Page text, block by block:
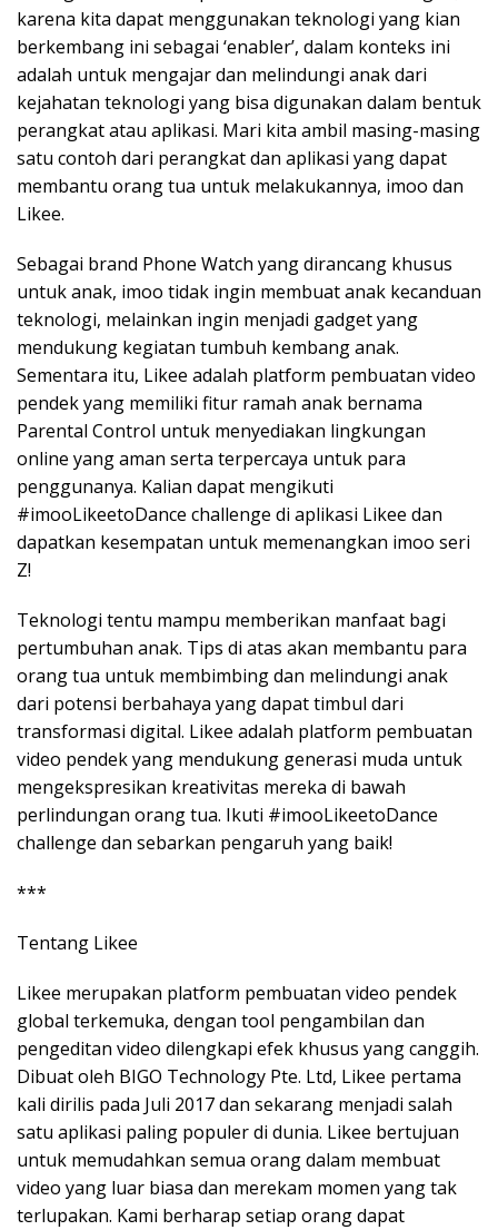
karena kita dapat menggunakan teknologi yang kian
berkembang ini sebagai ‘enabler’, dalam konteks ini
adalah untuk mengajar dan melindungi anak dari
kejahatan teknologi yang bisa digunakan dalam bentuk
perangkat atau aplikasi. Mari kita ambil masing-masing
satu contoh dari perangkat dan aplikasi yang dapat
membantu orang tua untuk melakukannya, imoo dan
Likee.
Sebagai brand Phone Watch yang dirancang khusus
untuk anak, imoo tidak ingin membuat anak kecanduan
teknologi, melainkan ingin menjadi gadget yang
mendukung kegiatan tumbuh kembang anak.
Sementara itu, Likee adalah platform pembuatan video
pendek yang memiliki fitur ramah anak bernama
Parental Control untuk menyediakan lingkungan
online yang aman serta terpercaya untuk para
penggunanya. Kalian dapat mengikuti
#imooLikeetoDance challenge di aplikasi Likee dan
dapatkan kesempatan untuk memenangkan imoo seri
Z!
Teknologi tentu mampu memberikan manfaat bagi
pertumbuhan anak. Tips di atas akan membantu para
orang tua untuk membimbing dan melindungi anak
dari potensi berbahaya yang dapat timbul dari
transformasi digital. Likee adalah platform pembuatan
video pendek yang mendukung generasi muda untuk
mengekspresikan kreativitas mereka di bawah
perlindungan orang tua. Ikuti #imooLikeetoDance
challenge dan sebarkan pengaruh yang baik!
***
Tentang Likee
Likee merupakan platform pembuatan video pendek
global terkemuka, dengan tool pengambilan dan
pengeditan video dilengkapi efek khusus yang canggih.
Dibuat oleh BIGO Technology Pte. Ltd, Likee pertama
kali dirilis pada Juli 2017 dan sekarang menjadi salah
satu aplikasi paling populer di dunia. Likee bertujuan
untuk memudahkan semua orang dalam membuat
video yang luar biasa dan merekam momen yang tak
terlupakan. Kami berharap setiap orang dapat